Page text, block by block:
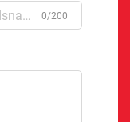
0/200